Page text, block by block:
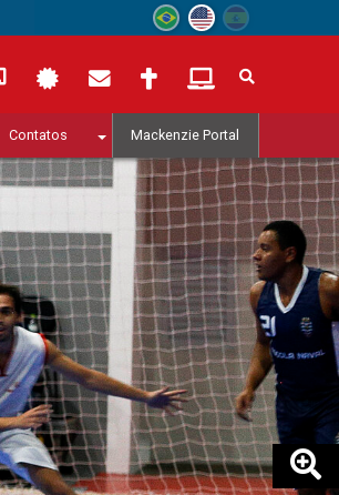
Contatos Mackenzie Portal